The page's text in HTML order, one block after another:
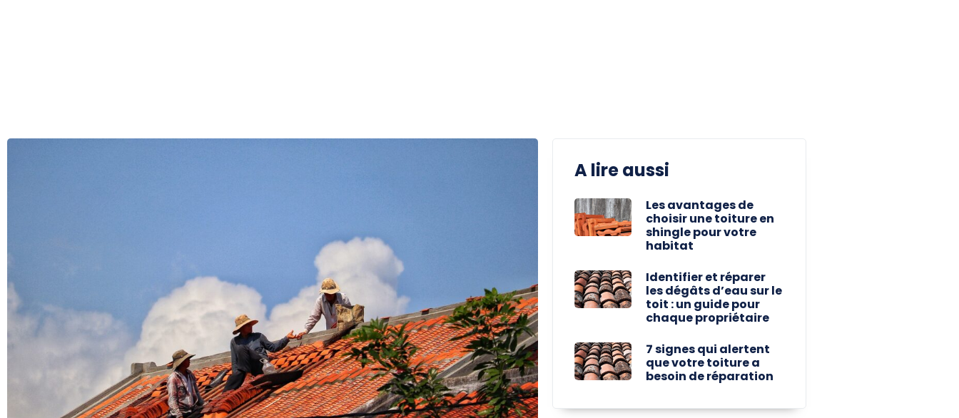
A lire aussi
Les avantages de
choisir une toiture en
shingle pour votre
habitat
Identifier et réparer
les dégâts d’eau sur le
toit : un guide pour
chaque propriétaire
7 signes qui alertent
que votre toiture a
besoin de réparation